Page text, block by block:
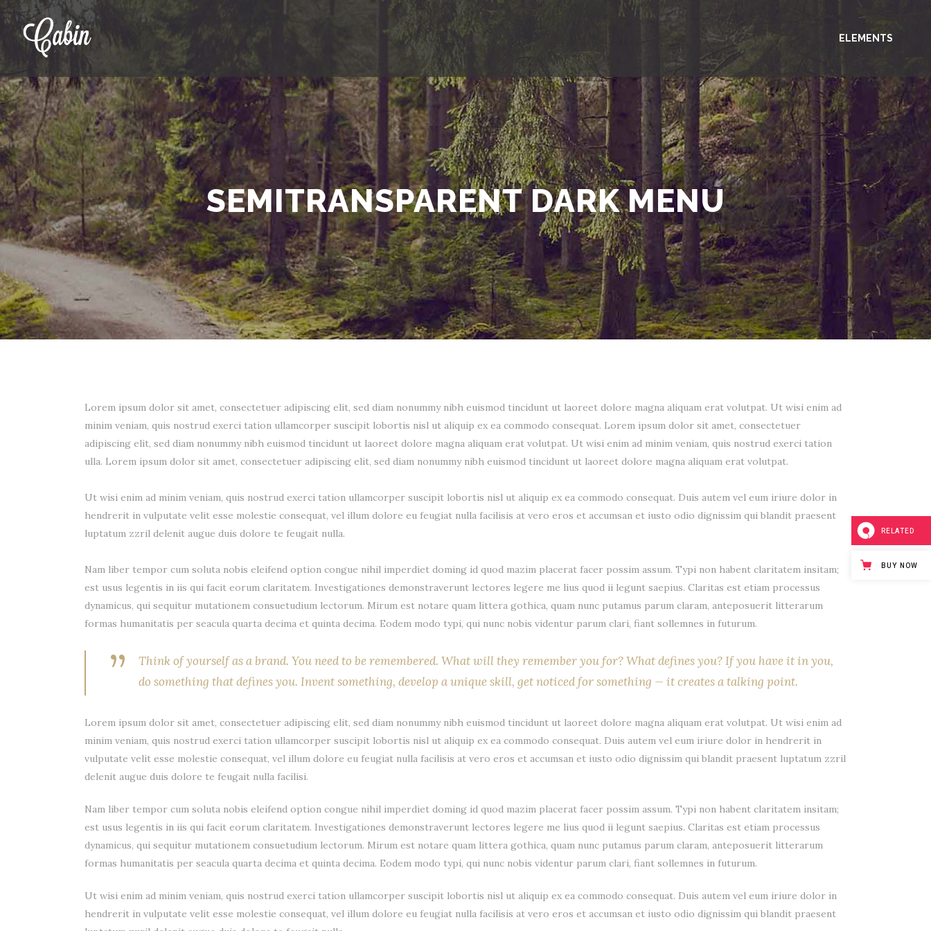
ELEMENTS
SEMITRANSPARENT DARK MENU
Lorem ipsum dolor sit amet, consectetuer adipiscing elit, sed diam nonummy nibh euismod tincidunt ut laoreet dolore magna aliquam erat volutpat. Ut wisi enim ad
minim veniam, quis nostrud exerci tation ullamcorper suscipit lobortis nisl ut aliquip ex ea commodo consequat. Lorem ipsum dolor sit amet, consectetuer
adipiscing elit, sed diam nonummy nibh euismod tincidunt ut laoreet dolore magna aliquam erat volutpat. Ut wisi enim ad minim veniam, quis nostrud exerci tation
ulla. Lorem ipsum dolor sit amet, consectetuer adipiscing elit, sed diam nonummy nibh euismod tincidunt ut laoreet dolore magna aliquam erat volutpat.
Ut wisi enim ad minim veniam, quis nostrud exerci tation ullamcorper suscipit lobortis nisl ut aliquip ex ea commodo consequat. Duis autem vel eum iriure dolor in
hendrerit in vulputate velit esse molestie consequat, vel illum dolore eu feugiat nulla facilisis at vero eros et accumsan et iusto odio dignissim qui blandit praesent
luptatum zzril delenit augue duis dolore te feugait nulla.
Nam liber tempor cum soluta nobis eleifend option congue nihil imperdiet doming id quod mazim placerat facer possim assum. Typi non habent claritatem insitam;
est usus legentis in iis qui facit eorum claritatem. Investigationes demonstraverunt lectores legere me lius quod ii legunt saepius. Claritas est etiam processus
dynamicus, qui sequitur mutationem consuetudium lectorum. Mirum est notare quam littera gothica, quam nunc putamus parum claram, anteposuerit litterarum
formas humanitatis per seacula quarta decima et quinta decima. Eodem modo typi, qui nunc nobis videntur parum clari, fiant sollemnes in futurum.
”
Think of yourself as a brand. You need to be remembered. What will they remember you for? What defines you? If you have it in you,
do something that defines you. Invent something, develop a unique skill, get noticed for something — it creates a talking point.
Lorem ipsum dolor sit amet, consectetuer adipiscing elit, sed diam nonummy nibh euismod tincidunt ut laoreet dolore magna aliquam erat volutpat. Ut wisi enim ad
minim veniam, quis nostrud exerci tation ullamcorper suscipit lobortis nisl ut aliquip ex ea commodo consequat. Duis autem vel eum iriure dolor in hendrerit in
vulputate velit esse molestie consequat, vel illum dolore eu feugiat nulla facilisis at vero eros et accumsan et iusto odio dignissim qui blandit praesent luptatum zzril
delenit augue duis dolore te feugait nulla facilisi.
Nam liber tempor cum soluta nobis eleifend option congue nihil imperdiet doming id quod mazim placerat facer possim assum. Typi non habent claritatem insitam;
est usus legentis in iis qui facit eorum claritatem. Investigationes demonstraverunt lectores legere me lius quod ii legunt saepius. Claritas est etiam processus
dynamicus, qui sequitur mutationem consuetudium lectorum. Mirum est notare quam littera gothica, quam nunc putamus parum claram, anteposuerit litterarum
formas humanitatis per seacula quarta decima et quinta decima. Eodem modo typi, qui nunc nobis videntur parum clari, fiant sollemnes in futurum.
Ut wisi enim ad minim veniam, quis nostrud exerci tation ullamcorper suscipit lobortis nisl ut aliquip ex ea commodo consequat. Duis autem vel eum iriure dolor in
hendrerit in vulputate velit esse molestie consequat, vel illum dolore eu feugiat nulla facilisis at vero eros et accumsan et iusto odio dignissim qui blandit praesent
RELATED
BUY NOW